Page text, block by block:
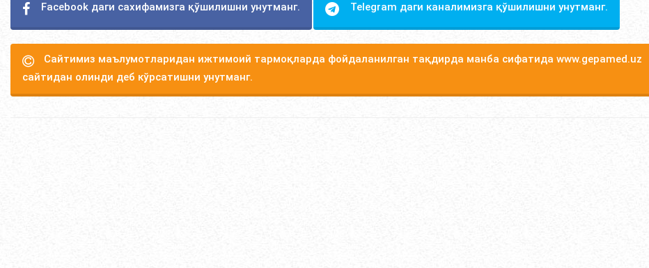
Facebook даги сахифамизга қўшилишни унутманг. Telegram даги каналимизга қўшилишни унутманг.
Сайтимиз маълумотларидан ижтимоий тармоқларда фойдаланилган тақдирда манба сифатида www.gepamed.uz
сайтидан олинди деб кўрсатишни унутманг.